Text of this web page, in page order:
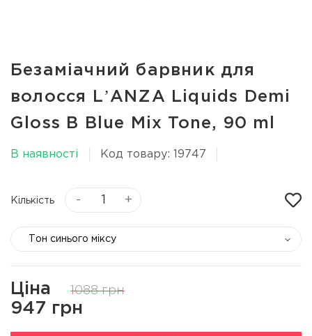
Безаміачний барвник для
волосся LʼANZA Liquids Demi
Gloss B Blue Mix Tone, 90 ml
В наявності Код товару: 19747
Кількість - +
Тон синього міксу
Ціна 1088 грн
947 грн